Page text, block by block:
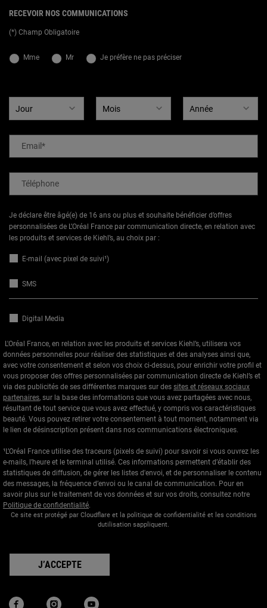
RECEVOIR NOS COMMUNICATIONS
(*) Champ Obligatoire
newslettersignup.title.legend
Mme Mr Je préfère ne pas préciser
Email*
Téléphone
Je déclare être âgé(e) de 16 ans ou plus et souhaite bénéficier d’offres
personnalisées de L’Oréal France par communication directe, en relation avec
les produits et services de Kiehl’s, au choix par :
E-mail (avec pixel de suivi¹)
SMS
Digital Media
L'Oréal France, en relation avec les produits et services Kiehl’s, utilisera vos
données personnelles pour réaliser des statistiques et des analyses ainsi que,
avec votre consentement et selon vos choix ci-dessus, pour enrichir votre profil et
vous proposer des offres personnalisées par communication directe de Kiehl’s et
via des publicités de ses différentes marques sur des sites et réseaux sociaux
partenaires, sur la base des informations que vous avez partagées avec nous,
résultant de tout service que vous avez effectué, y compris vos caractéristiques
beauté. Vous pouvez retirer votre consentement à tout moment, notamment via
le lien de désinscription présent dans nos communications électroniques.
¹L’Oréal France utilise des traceurs (pixels de suivi) pour savoir si vous ouvrez les
e-mails, l’heure et le terminal utilisé. Ces informations permettent d’établir des
statistiques de diffusion, de gérer les listes d'envoi, et de personnaliser le contenu
des messages, la fréquence d’envoi ou le canal de communication. Pour en
savoir plus sur le traitement de vos données et sur vos droits, consultez notre
Politique de confidentialité.
Ce site est protégé par Cloudflare et la politique de confidentialité et les conditions
dutilisation sappliquent.
J’ACCEPTE